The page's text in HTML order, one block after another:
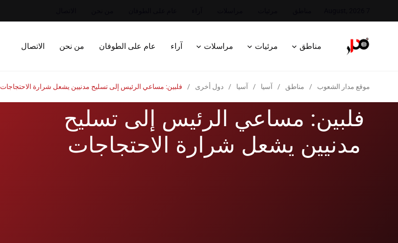
مناطق مرئيات مراسلات آراء عام على الطوفان من نحن الاتصال
موقع مدار الشعوب / مناطق / آسيا / آسيا / دول أخرى / فلبين: مساعي الرئيس إلى تسليح مدنيين يشعل شرارة الاحتجاجات
فلبين: مساعي الرئيس إلى تسليح
مدنيين يشعل شرارة الاحتجاجات